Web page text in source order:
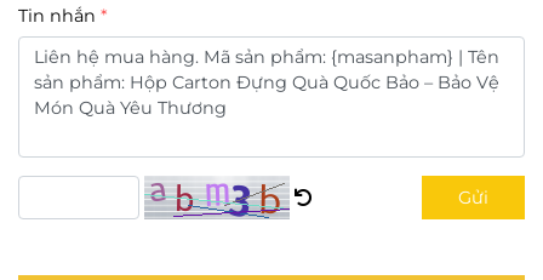
Tin nhắn
Gửi